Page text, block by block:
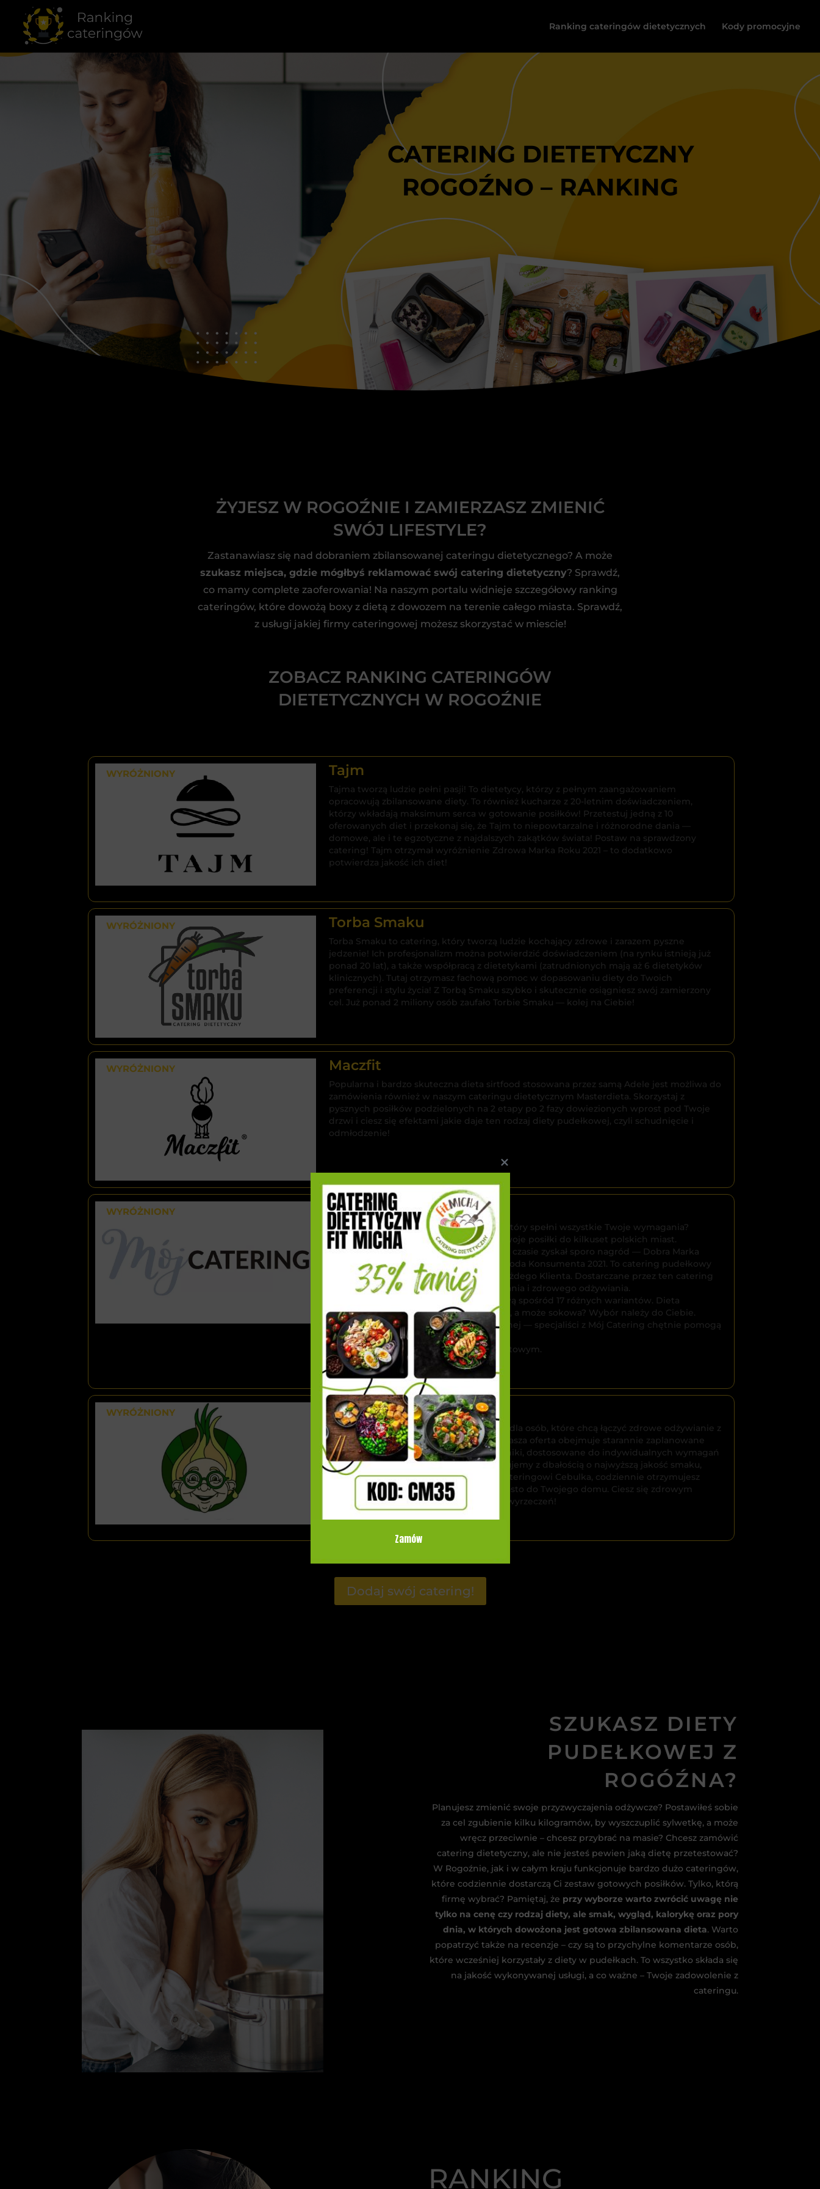
Ranking cateringów dietetycznych Kody promocyjne
CATERING DIETETYCZNY
ROGOŹNO – RANKING
ŻYJESZ W ROGOŹNIE I ZAMIERZASZ ZMIENIĆ
SWÓJ LIFESTYLE?
Zastanawiasz się nad dobraniem zbilansowanej cateringu dietetycznego? A może
szukasz miejsca, gdzie mógłbyś reklamować swój catering dietetyczny? Sprawdź,
co mamy complete zaoferowania! Na naszym portalu widnieje szczegółowy ranking
cateringów, które dowożą boxy z dietą z dowozem na terenie całego miasta. Sprawdź,
z usługi jakiej firmy cateringowej możesz skorzystać w miescie!
ZOBACZ RANKING CATERINGÓW
DIETETYCZNYCH W ROGOŹNIE
WYRÓŻNIONY Tajm
Tajma tworzą ludzie pełni pasji! To dietetycy, którzy z pełnym zaangażowaniem
opracowują zbilansowane diety. To również kucharze z 20-letnim doświadczeniem,
którzy wkładają maksimum serca w gotowanie posiłków! Przetestuj jedną z 10
oferowanych diet i przekonaj się, że Tajm to niepowtarzalne i różnorodne dania —
domowe, ale i te egzotyczne z najdalszych zakątków świata! Postaw na sprawdzony
catering! Tajm otrzymał wyróżnienie Zdrowa Marka Roku 2021 – to dodatkowo
potwierdza jakość ich diet!
WYRÓŻNIONY Torba Smaku
Torba Smaku to catering, który tworzą ludzie kochający zdrowe i zarazem pyszne
jedzenie! Ich profesjonalizm można potwierdzić doświadczeniem (na rynku istnieją już
ponad 20 lat), a także współpracą z dietetykami (zatrudnionych mają aż 6 dietetyków
klinicznych). Tutaj otrzymasz fachową pomoc w dopasowaniu diety do Twoich
preferencji i stylu życia! Z Torbą Smaku szybko i skutecznie osiągniesz swój zamierzony
cel. Już ponad 2 miliony osób zaufało Torbie Smaku — kolej na Ciebie!
WYRÓŻNIONY Maczfit
Popularna i bardzo skuteczna dieta sirtfood stosowana przez samą Adele jest możliwa do
zamówienia również w naszym cateringu dietetycznym Masterdieta. Skorzystaj z
pysznych posiłków podzielonych na 2 etapy po 2 fazy dowiezionych wprost pod Twoje
drzwi i ciesz się efektami jakie daje ten rodzaj diety pudełkowej, czyli schudnięcie i
odmłodzenie!
WYRÓŻNIONY Mój Catering
Nadal szukasz cateringu dietetycznego, który spełni wszystkie Twoje wymagania?
Sprawdź Mój Catering, który dostarcza swoje posiłki do kilkuset polskich miast.
Dlaczego warto? Mój Catering w krótkim czasie zyskał sporo nagród — Dobra Marka
2022, Kobieca Marka Roku 2023 oraz Nagroda Konsumenta 2021. To catering pudełkowy
wysokiej jakości, który dba o potrzeby każdego Klienta. Dostarczane przez ten catering
jedzenie jest tworzone z pasją do gotowania i zdrowego odżywiania.
Przetestuj i Ty — wybierz dietę pudełkową spośród 17 różnych wariantów. Dieta
optymalna, wegetariańska, ketogeniczna, a może sokowa? Wybór należy do Ciebie.
Możesz też skorzystać z porady dietetycznej — specjaliści z Mój Catering chętnie pomogą
w doborze odpowiedniej diety.
Zamów teraz jeszcze taniej z kodem rabatowym.
WYRÓŻNIONY Catering Cebulka
Catering Cebulka to idealne rozwiązanie dla osób, które chcą łączyć zdrowe odżywianie z
wyjątkowymi doznaniami kulinarnymi. Nasza oferta obejmuje starannie zaplanowane
menu, bogate w świeże, naturalne składniki, dostosowane do indywidualnych wymagań
dietetycznych. Każdy posiłek przygotowujemy z dbałością o najwyższą jakość smaku,
estetyki i wartości odżywczych. Dzięki Cateringowi Cebulka, codziennie otrzymujesz
smaczne i zdrowe dania, dostarczane prosto do Twojego domu. Ciesz się zdrowym
stylem życia i odkrywaj nowe smaki bez wyrzeczeń!
Dodaj swój catering!
SZUKASZ DIETY
PUDEŁKOWEJ Z
ROGÓŹNA?
Planujesz zmienić swoje przyzwyczajenia odżywcze? Postawiłeś sobie
za cel zgubienie kilku kilogramów, by wyszczuplić sylwetkę, a może
wręcz przeciwnie – chcesz przybrać na masie? Chcesz zamówić
catering dietetyczny, ale nie jesteś pewien jaką dietę przetestować?
W Rogoźnie, jak i w całym kraju funkcjonuje bardzo dużo cateringów,
które codziennie dostarczą Ci zestaw gotowych posiłków. Tylko, którą
firmę wybrać? Pamiętaj, że przy wyborze warto zwrócić uwagę nie
tylko na cenę czy rodzaj diety, ale smak, wygląd, kalorykę oraz pory
dnia, w których dowożona jest gotowa zbilansowana dieta. Warto
popatrzyć także na recenzje – czy są to przychylne komentarze osób,
które wcześniej korzystały z diety w pudełkach. To wszystko składa się
na jakość wykonywanej usługi, a co ważne – Twoje zadowolenie z
cateringu.
RANKING
Zjedz smacznie
i tanio!
Zamów